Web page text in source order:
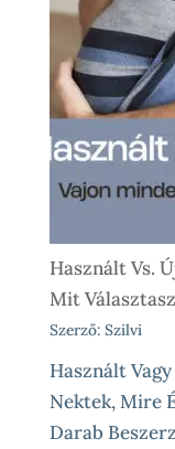
Használt Vs.
Mit
Szerző: Szilvi
Használt
Nektek, Mire
Darab